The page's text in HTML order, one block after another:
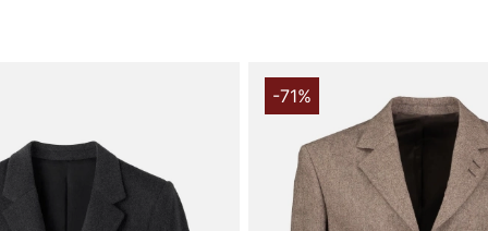
filtrere efter pris for at
-71%